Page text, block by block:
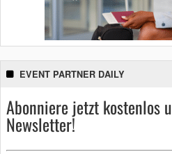
EVENT PARTNER DAILY
Abonniere jetzt kostenlos
Newsletter!